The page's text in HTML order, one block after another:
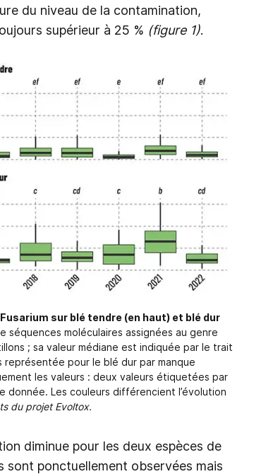
du niveau de la contamination,
supérieur à 25 % (figure 1).
sur blé tendre (en haut) et blé dur
séquences moléculaires assignées au genre
; sa valeur médiane est indiquée par le trait
représentée pour le blé dur par manque
les valeurs : deux valeurs étiquetées par
Les couleurs différencient l’évolution
du projet Evoltox.
diminue pour les deux espèces de
sont ponctuellement observées mais